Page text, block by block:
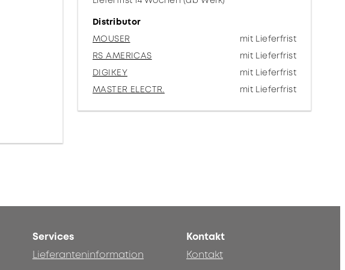
Distributor
MOUSER
mit Lieferfrist
RS AMERICAS
mit Lieferfrist
DIGIKEY
mit Lieferfrist
MASTER ELECTR.
mit Lieferfrist
Services
Lieferanteninformation
Kontakt
Kontakt